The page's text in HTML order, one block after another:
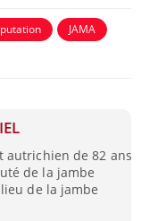
JAMA
autrichien de 82 ans
de la jambe
de la jambe